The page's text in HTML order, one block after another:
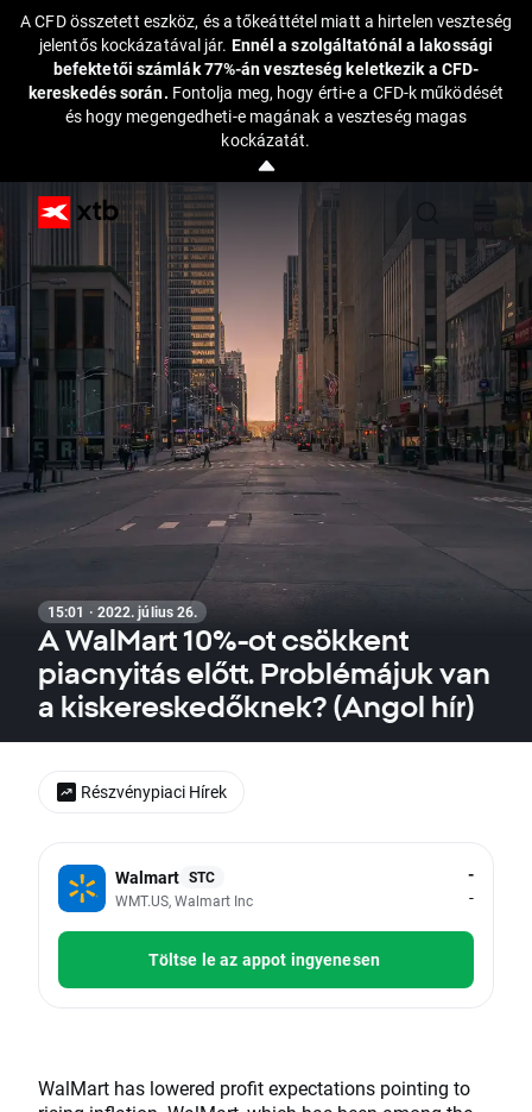
A CFD összetett eszköz, és a tőkeáttétel miatt a hirtelen veszteség
jelentős kockázatával jár. Ennél a szolgáltatónál a lakossági
befektetői számlák 77%-án veszteség keletkezik a CFD-
kereskedés során. Fontolja meg, hogy érti-e a CFD-k működését
és hogy megengedheti-e magának a veszteség magas
kockázatát.
15:01 · 2022. július 26.
A WalMart 10%-ot csökkent
piacnyitás előtt. Problémájuk van
a kiskereskedőknek? (Angol hír)
Walmart STC
WMT.US, Walmart Inc
-
-
Töltse le az appot ingyenesen
WalMart has lowered profit expectations pointing to
Részvénypiaci Hírek